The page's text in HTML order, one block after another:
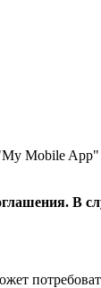
Mobile
В